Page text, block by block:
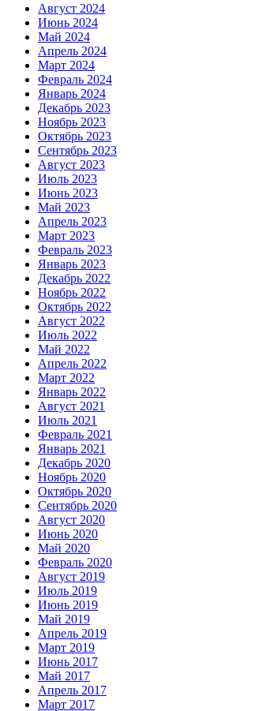
Август 2024
Июнь 2024
Май 2024
Апрель 2024
Март 2024
Февраль 2024
Январь 2024
Декабрь 2023
Ноябрь 2023
Октябрь 2023
Сентябрь 2023
Август 2023
Июль 2023
Июнь 2023
Май 2023
Апрель 2023
Март 2023
Февраль 2023
Январь 2023
Декабрь 2022
Ноябрь 2022
Октябрь 2022
Август 2022
Июль 2022
Май 2022
Апрель 2022
Март 2022
Январь 2022
Август 2021
Июль 2021
Февраль 2021
Январь 2021
Декабрь 2020
Ноябрь 2020
Октябрь 2020
Сентябрь 2020
Август 2020
Июнь 2020
Май 2020
Февраль 2020
Август 2019
Июль 2019
Июнь 2019
Май 2019
Апрель 2019
Март 2019
Июнь 2017
Май 2017
Апрель 2017
Март 2017